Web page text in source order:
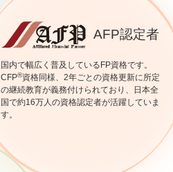
AFP認定者
国内で幅広く普及しているFP資格です。
CFP®資格同様、2年ごとの資格更新に所定
の継続教育が義務付けられており、日本全
国で約16万人の資格認定者が活躍していま
す。